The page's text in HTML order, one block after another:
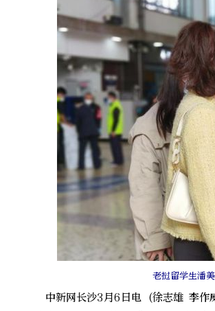
老挝留学生潘
中新网长沙3月6日电 (徐志雄 李作